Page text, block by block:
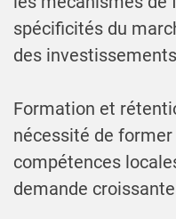
spécificités du
des
Formation et
nécessité de
compétences
demande